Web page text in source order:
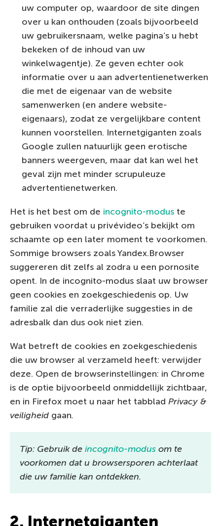
uw computer op, waardoor de site dingen
over u kan onthouden (zoals bijvoorbeeld
uw gebruikersnaam, welke pagina’s u hebt
bekeken of de inhoud van uw
winkelwagentje). Ze geven echter ook
informatie over u aan advertentienetwerken
die met de eigenaar van de website
samenwerken (en andere website-
eigenaars), zodat ze vergelijkbare content
kunnen voorstellen. Internetgiganten zoals
Google zullen natuurlijk geen erotische
banners weergeven, maar dat kan wel het
geval zijn met minder scrupuleuze
advertentienetwerken.
Het is het best om de incognito-modus te
gebruiken voordat u privévideo’s bekijkt om
schaamte op een later moment te voorkomen.
Sommige browsers zoals Yandex.Browser
suggereren dit zelfs al zodra u een pornosite
opent. In de incognito-modus slaat uw browser
geen cookies en zoekgeschiedenis op. Uw
familie zal die verraderlijke suggesties in de
adresbalk dan dus ook niet zien.
Wat betreft de cookies en zoekgeschiedenis
die uw browser al verzameld heeft: verwijder
deze. Open de browserinstellingen: in Chrome
is de optie bijvoorbeeld onmiddellijk zichtbaar,
en in Firefox moet u naar het tabblad Privacy &
veiligheid gaan.
Tip: Gebruik de incognito-modus om te
voorkomen dat u browsersporen achterlaat
die uw familie kan ontdekken.
2. Internetgiganten